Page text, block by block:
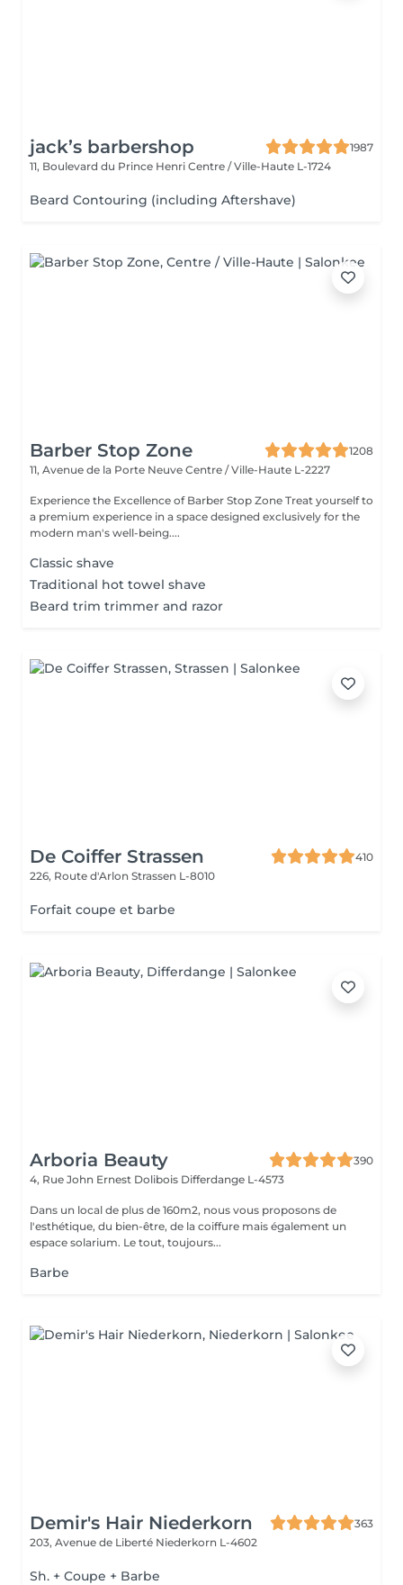
jack’s barbershop
1987
11, Boulevard du Prince Henri Centre / Ville-Haute L-1724
Beard Contouring (including Aftershave)
Barber Stop Zone
1208
11, Avenue de la Porte Neuve Centre / Ville-Haute L-2227
Experience the Excellence of Barber Stop Zone Treat yourself to
a premium experience in a space designed exclusively for the
modern man's well-being....
Classic shave
Traditional hot towel shave
Beard trim trimmer and razor
De Coiffer Strassen
410
226, Route d'Arlon Strassen L-8010
Forfait coupe et barbe
Arboria Beauty
390
4, Rue John Ernest Dolibois Differdange L-4573
Dans un local de plus de 160m2, nous vous proposons de
l'esthétique, du bien-être, de la coiffure mais également un
espace solarium. Le tout, toujours...
Barbe
Demir's Hair Niederkorn
363
203, Avenue de Liberté Niederkorn L-4602
Sh. + Coupe + Barbe